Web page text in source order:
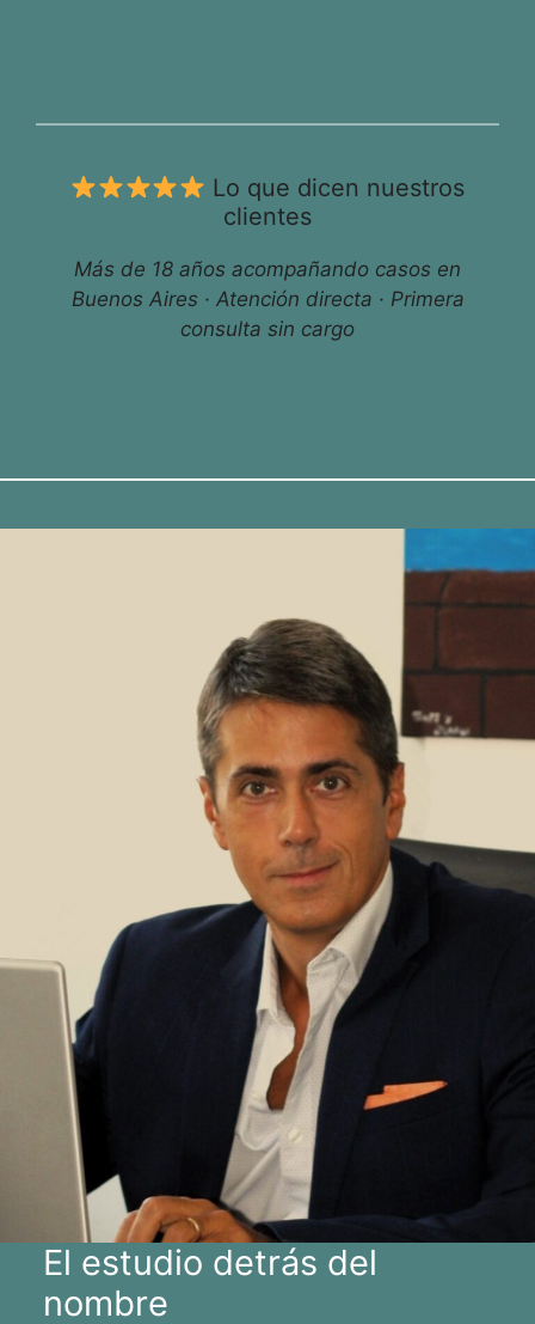
Lo que dicen nuestros
clientes
Más de 18 años acompañando casos en
Buenos Aires · Atención directa · Primera
consulta sin cargo
El estudio detrás del
nombre